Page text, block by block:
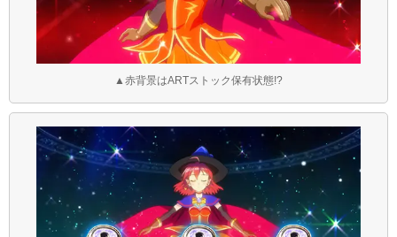
▲赤背景はARTストック保有状態!?